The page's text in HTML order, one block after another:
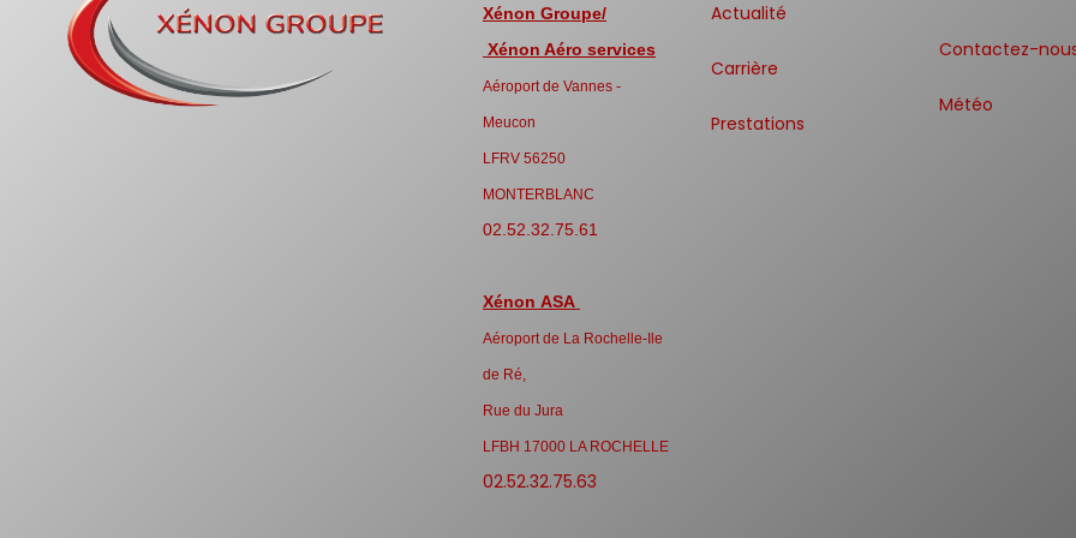
Xénon Groupe/
Xénon Aéro services
Aéroport de Vannes -
Meucon
LFRV 56250
MONTERBLANC
02.52.32.75.61
Xénon ASA
Aéroport de La Rochelle-Ile
de Ré,
Rue du Jura
LFBH 17000 LA ROCHELLE
02.52.32.75.63
Actualité
Carrière
Prestations
Contactez-
Météo